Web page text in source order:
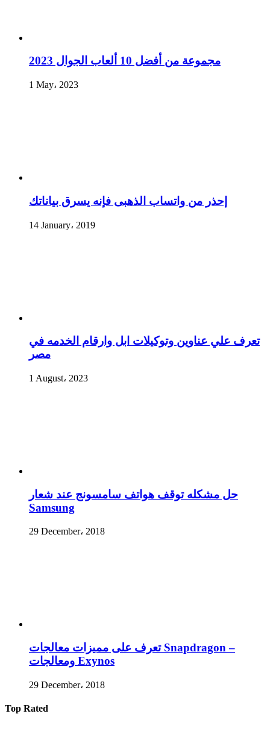
مجموعة من أفضل 10 ألعاب الجوال 2023
1 May، 2023
إحذر من واتساب الذهبى فإنه يسرق بياناتك
14 January، 2019
تعرف علي عناوين وتوكيلات ابل وارقام الخدمه في
مصر
1 August، 2023
حل مشكله توقف هواتف سامسونج عند شعار
Samsung
29 December، 2018
تعرف على مميزات معالجات Snapdragon –
ومعالجات Exynos
29 December، 2018
Top Rated